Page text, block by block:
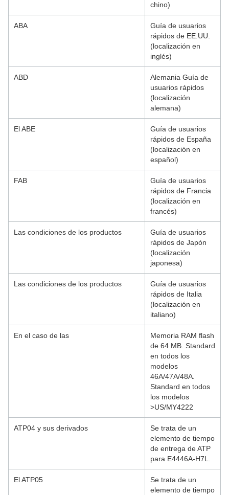
chino)
ABA
Guía de usuarios
rápidos de EE.UU.
(localización en
inglés)
ABD
Alemania Guía de
usuarios rápidos
(localización
alemana)
El ABE
Guía de usuarios
rápidos de España
(localización en
español)
FAB
Guía de usuarios
rápidos de Francia
(localización en
francés)
Las condiciones de los productos
Guía de usuarios
rápidos de Japón
(localización
japonesa)
Las condiciones de los productos
Guía de usuarios
rápidos de Italia
(localización en
italiano)
En el caso de las
Memoria RAM flash
de 64 MB. Standard
en todos los
modelos
46A/47A/48A.
Standard en todos
los modelos
>US/MY4222
ATP04 y sus derivados
Se trata de un
elemento de tiempo
de entrega de ATP
para E4446A-H7L.
El ATP05
Se trata de un
elemento de tiempo